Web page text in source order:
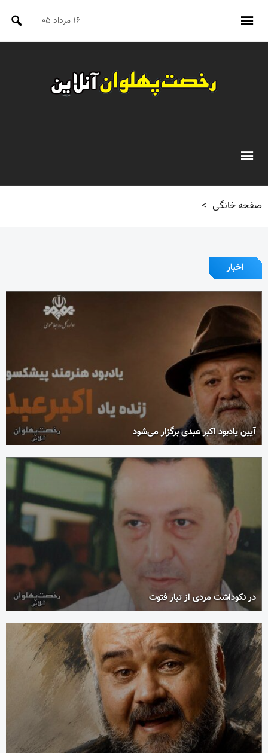
۱۶ مرداد ۰۵
صفحه خانگی >
اخبار
آیین یادبود اکبر عبدی برگزار می‌شود
در نکوداشت مردی از تبار فتوت